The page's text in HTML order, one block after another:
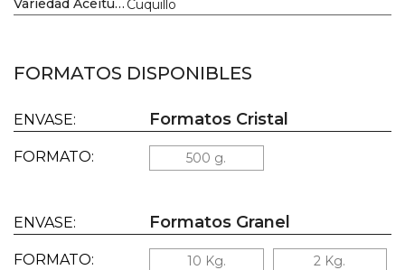
Variedad Aceituna Cuquillo
FORMATOS DISPONIBLES
ENVASE: Formatos Cristal
FORMATO: 500 g.
ENVASE: Formatos Granel
FORMATO: 10 Kg. 2 Kg.